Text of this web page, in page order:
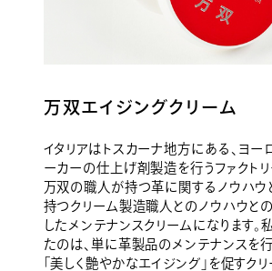
万双エイジングクリーム
イタリアはトスカーナ地方にある、ヨー
ーカーの仕上げ剤製造を行うファクトリ
万双の職人が持つ革に関するノウハウ
持つクリーム製造職人とのノウハウと
したメンテナンスクリームになります。
たのは、単に革製品のメンテナンスを行
「美しく艶やかなエイジング」を促すク